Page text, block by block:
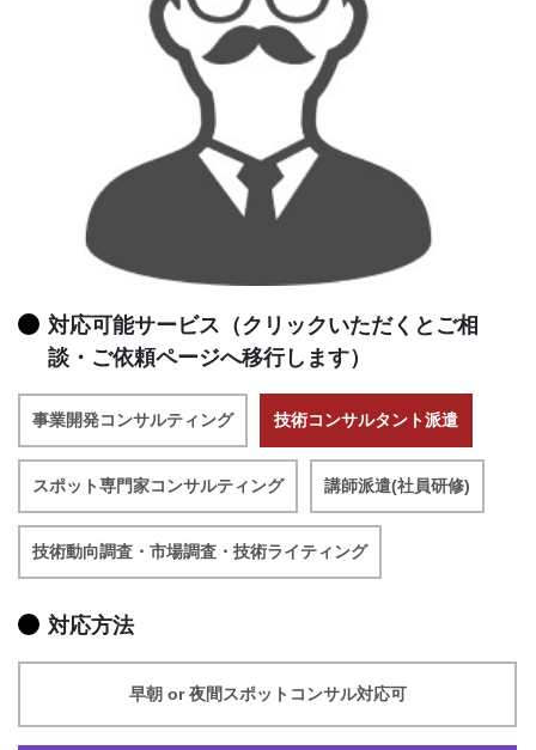
対応可能サービス（クリックいただくとご相
談・ご依頼ページへ移行します）
事業開発コンサルティング 技術コンサルタント派遣
スポット専門家コンサルティング 講師派遣(社員研修)
技術動向調査・市場調査・技術ライティング
対応方法
早朝 or 夜間スポットコンサル対応可